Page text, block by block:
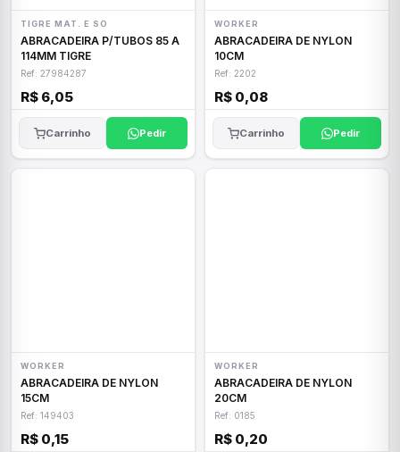
TIGRE MAT. E SO
ABRACADEIRA P/TUBOS 85 A
114MM TIGRE
Ref: 27984287
R$ 6,05
Carrinho Pedir
WORKER
ABRACADEIRA DE NYLON
10CM
Ref: 2202
R$ 0,08
Carrinho Pedir
WORKER
ABRACADEIRA DE NYLON
15CM
Ref: 149403
R$ 0,15
WORKER
ABRACADEIRA DE NYLON
20CM
Ref: 0185
R$ 0,20